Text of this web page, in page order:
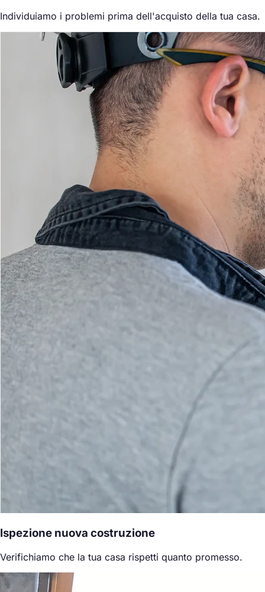
Individuiamo i problemi prima dell'acquisto della tua casa.
Ispezione nuova costruzione
Verifichiamo che la tua casa rispetti quanto promesso.